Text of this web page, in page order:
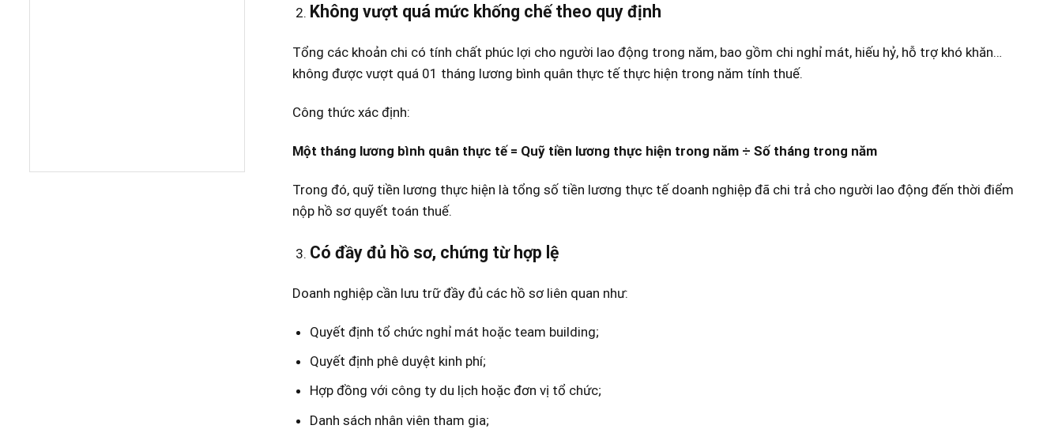
Không vượt quá mức khống chế theo quy định
Tổng các khoản chi có tính chất phúc lợi cho người lao động trong năm, bao gồm chi nghỉ mát, hiếu hỷ, hỗ trợ khó khăn…
không được vượt quá 01 tháng lương bình quân thực tế thực hiện trong năm tính thuế.
Công thức xác định:
Một tháng lương bình quân thực tế = Quỹ tiền lương thực hiện trong năm ÷ Số tháng trong năm
Trong đó, quỹ tiền lương thực hiện là tổng số tiền lương thực tế doanh nghiệp đã chi trả cho người lao động đến thời điểm
nộp hồ sơ quyết toán thuế.
Có đầy đủ hồ sơ, chứng từ hợp lệ
Doanh nghiệp cần lưu trữ đầy đủ các hồ sơ liên quan như:
Quyết định tổ chức nghỉ mát hoặc team building;
Quyết định phê duyệt kinh phí;
Hợp đồng với công ty du lịch hoặc đơn vị tổ chức;
Danh sách nhân viên tham gia;